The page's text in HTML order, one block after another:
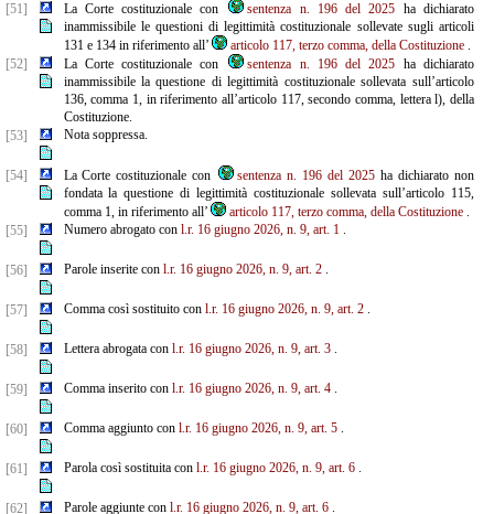
[51]
La Corte costituzionale con sentenza n. 196 del 2025 ha dichiarato
inammissibile le questioni di legittimità costituzionale sollevate sugli articoli
131 e 134 in riferimento all’
articolo 117, terzo comma, della Costituzione.
[52]
La Corte costituzionale con sentenza n. 196 del 2025 ha dichiarato
inammissibile la questione di legittimità costituzionale sollevata sull’articolo
136, comma 1, in riferimento all’articolo 117, secondo comma, lettera l), della
Costituzione.
[53]
Nota soppressa.
[54] La Corte costituzionale con sentenza n. 196 del 2025 ha dichiarato non
fondata la questione di legittimità costituzionale sollevata sull’articolo 115,
comma 1, in riferimento all’
articolo 117, terzo comma, della Costituzione.
[55]
Numero abrogato con l.r. 16 giugno 2026, n. 9, art. 1.
[56] Parole inserite con l.r. 16 giugno 2026, n. 9, art. 2.
[57] Comma così sostituito con l.r. 16 giugno 2026, n. 9, art. 2.
[58] Lettera abrogata con l.r. 16 giugno 2026, n. 9, art. 3.
[59] Comma inserito con l.r. 16 giugno 2026, n. 9, art. 4.
[60] Comma aggiunto con l.r. 16 giugno 2026, n. 9, art. 5.
[61] Parola così sostituita con l.r. 16 giugno 2026, n. 9, art. 6.
[62] Parole aggiunte con l.r. 16 giugno 2026, n. 9, art. 6.